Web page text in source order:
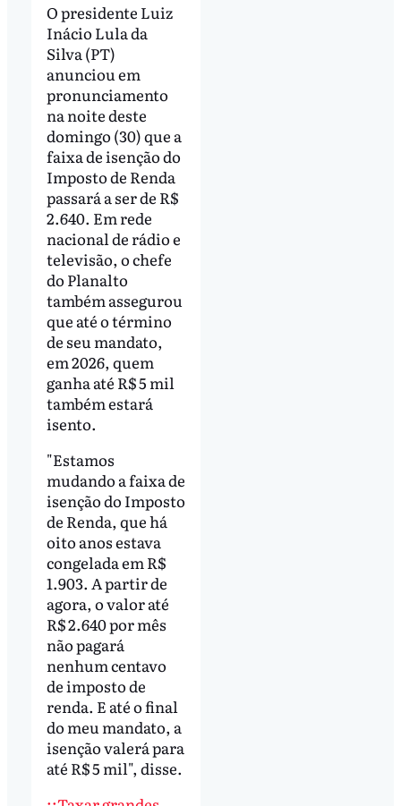
O presidente Luiz
Inácio Lula da
Silva (PT)
anunciou em
pronunciamento
na noite deste
domingo (30) que a
faixa de isenção do
Imposto de Renda
passará a ser de R$
2.640. Em rede
nacional de rádio e
televisão, o chefe
do Planalto
também assegurou
que até o término
de seu mandato,
em 2026, quem
ganha até R$ 5 mil
também estará
isento.
"Estamos
mudando a faixa de
isenção do Imposto
de Renda, que há
oito anos estava
congelada em R$
1.903. A partir de
agora, o valor até
R$ 2.640 por mês
não pagará
nenhum centavo
de imposto de
renda. E até o final
do meu mandato, a
isenção valerá para
até R$ 5 mil", disse.